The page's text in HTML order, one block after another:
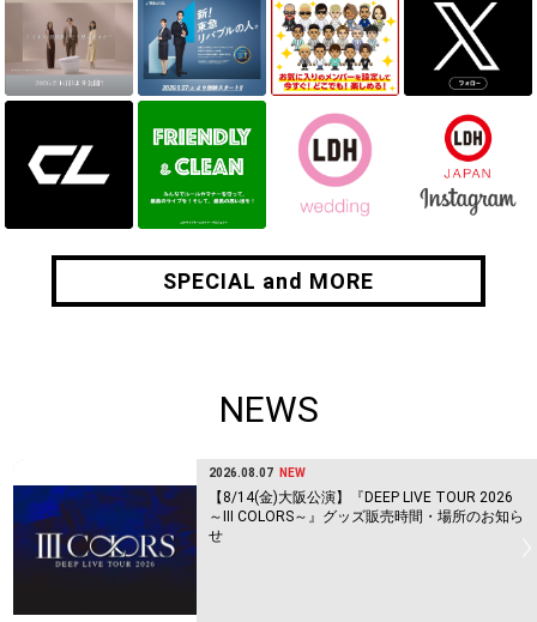
SPECIAL and MORE
SPECIAL and MORE
NEWS
2026.08.07 NEW
【8/14(金)大阪公演】『DEEP LIVE TOUR 2026
～Ⅲ COLORS～』グッズ販売時間・場所のお知ら
せ